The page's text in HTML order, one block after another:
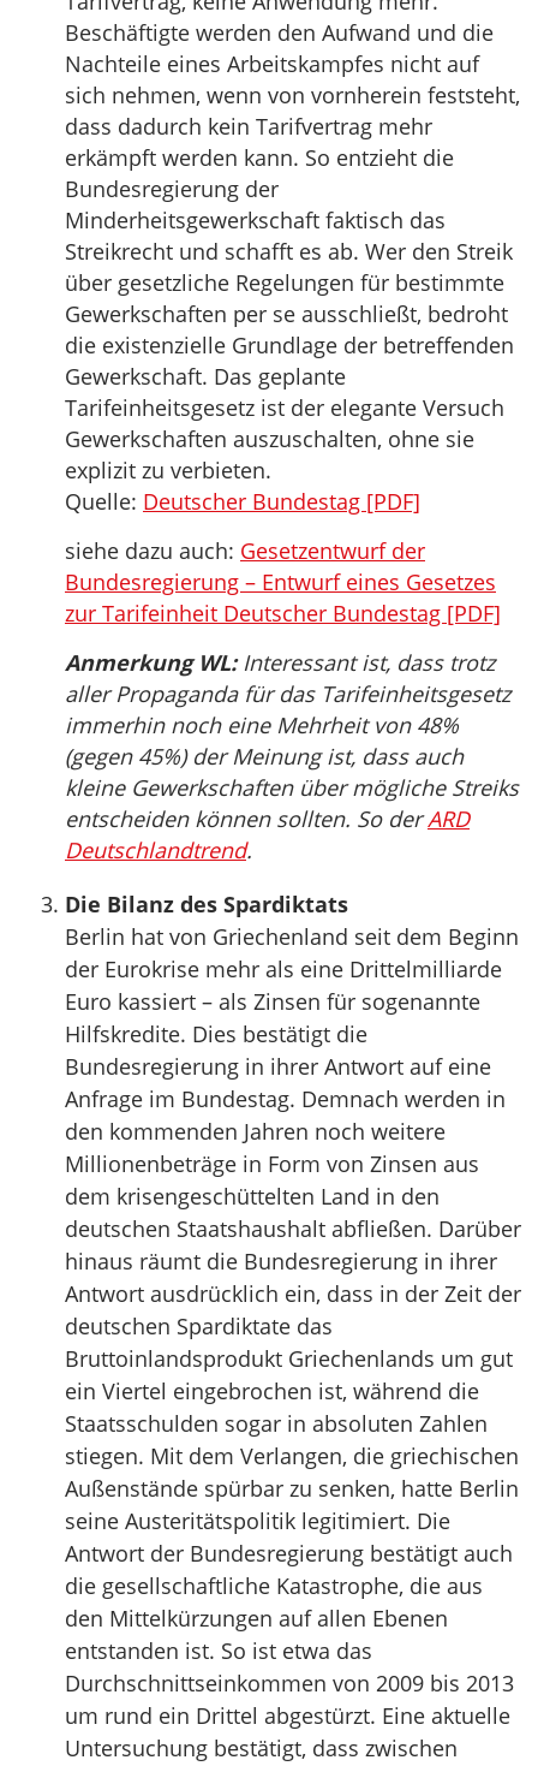
Beschäftigte werden den Aufwand und die
Nachteile eines Arbeitskampfes nicht auf
sich nehmen, wenn von vornherein feststeht,
dass dadurch kein Tarifvertrag mehr
erkämpft werden kann. So entzieht die
Bundesregierung der
Minderheitsgewerkschaft faktisch das
Streikrecht und schafft es ab. Wer den Streik
über gesetzliche Regelungen für bestimmte
Gewerkschaften per se ausschließt, bedroht
die existenzielle Grundlage der betreffenden
Gewerkschaft. Das geplante
Tarifeinheitsgesetz ist der elegante Versuch
Gewerkschaften auszuschalten, ohne sie
explizit zu verbieten.
Quelle: Deutscher Bundestag [PDF]
siehe dazu auch: Gesetzentwurf der
Bundesregierung – Entwurf eines Gesetzes
zur Tarifeinheit Deutscher Bundestag [PDF]
Anmerkung WL:Interessant ist, dass trotz
aller Propaganda für das Tarifeinheitsgesetz
immerhin noch eine Mehrheit von 48%
(gegen 45%) der Meinung ist, dass auch
kleine Gewerkschaften über mögliche Streiks
entscheiden können sollten. So derARD
Deutschlandtrend.
Die Bilanz des Spardiktats
Berlin hat von Griechenland seit dem Beginn
der Eurokrise mehr als eine Drittelmilliarde
Euro kassiert – als Zinsen für sogenannte
Hilfskredite. Dies bestätigt die
Bundesregierung in ihrer Antwort auf eine
Anfrage im Bundestag. Demnach werden in
den kommenden Jahren noch weitere
Millionenbeträge in Form von Zinsen aus
dem krisengeschüttelten Land in den
deutschen Staatshaushalt abfließen. Darüber
hinaus räumt die Bundesregierung in ihrer
Antwort ausdrücklich ein, dass in der Zeit der
deutschen Spardiktate das
Bruttoinlandsprodukt Griechenlands um gut
ein Viertel eingebrochen ist, während die
Staatsschulden sogar in absoluten Zahlen
stiegen. Mit dem Verlangen, die griechischen
Außenstände spürbar zu senken, hatte Berlin
seine Austeritätspolitik legitimiert. Die
Antwort der Bundesregierung bestätigt auch
die gesellschaftliche Katastrophe, die aus
den Mittelkürzungen auf allen Ebenen
entstanden ist. So ist etwa das
Durchschnittseinkommen von 2009 bis 2013
um rund ein Drittel abgestürzt. Eine aktuelle
Untersuchung bestätigt, dass zwischen